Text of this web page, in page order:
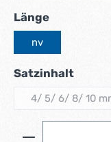
Längeauswählen
nv
Satzinhalt
4/ 5/ 6/ 8/ 10
(Diese
Produkt